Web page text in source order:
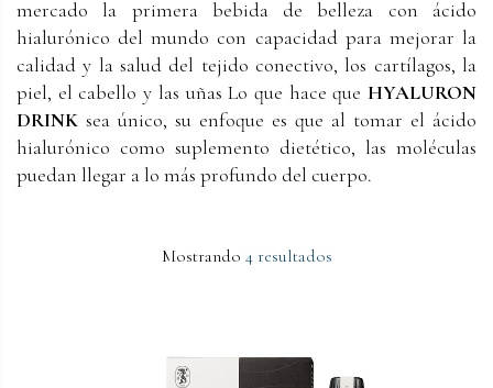
mercado la primera bebida de belleza con ácido
hialurónico del mundo con capacidad para mejorar la
calidad y la salud del tejido conectivo, los cartílagos, la
piel, el cabello y las uñas Lo que hace que HYALURON
DRINK sea único, su enfoque es que al tomar el ácido
hialurónico como suplemento dietético, las moléculas
puedan llegar a lo más profundo del cuerpo.
Mostrando 4 resultados